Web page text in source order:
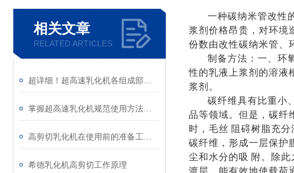
相关文章
RELATED ARTICLES
希德乳化机高剪切工作原理
一种碳纳米管改性
浆剂价格昂贵，对环境
份数由改性碳纳米管、
制备方法：一、环
性的乳液上浆剂的溶液
浆剂。
碳纤维具有比重小
品等领域。但是，碳纤
时，毛丝 阻碍树脂充
碳纤维，形成一层保护
尘和水分的吸 附。除
渡层，能有效地使载荷